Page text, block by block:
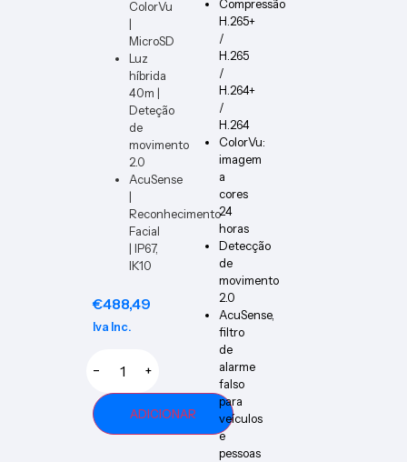
ColorVu
|
MicroSD
Luz
híbrida
40m |
Deteção
de
movimento
2.0
AcuSense
|
Reconhecimento
Facial
| IP67,
IK10
€488,49
Iva Inc.
− +
ADICIONAR
Compressão
H.265+
/
H.265
/
H.264+
/
H.264
ColorVu:
imagem
a
cores
24
horas
Detecção
de
movimento
2.0
AcuSense,
filtro
de
alarme
falso
para
veículos
e
pessoas